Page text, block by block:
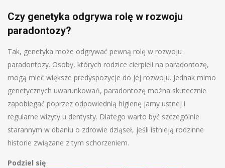
Czy genetyka odgrywa rolę w rozwoju
paradontozy?
Tak, genetyka może odgrywać pewną rolę w rozwoju
paradontozy. Osoby, których rodzice cierpieli na paradontozę,
mogą mieć większe predyspozycje do jej rozwoju. Jednak mimo
genetycznych uwarunkowań, paradontozę można skutecznie
zapobiegać poprzez odpowiednią higienę jamy ustnej i
regularne wizyty u dentysty. Dlatego warto być szczególnie
starannym w dbaniu o zdrowie dziąseł, jeśli istnieją rodzinne
historie związane z tym schorzeniem.
Podziel się